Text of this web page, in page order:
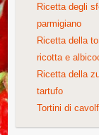
Ricetta degli
parmigiano
Ricetta della
ricotta e
Ricetta della
tartufo
Tortini di